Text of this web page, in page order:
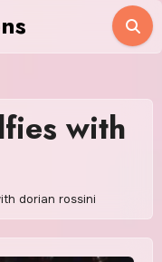
with
dorian rossini